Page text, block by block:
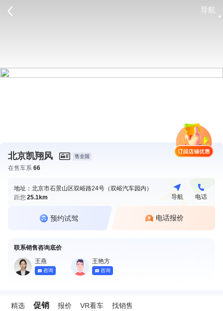
导航
北京凯翔风 售全国
在售车系 66
地址：北京市石景山区双峪路24号（双峪汽车园内）
距您25.1km 导航 电话
预约试驾 电话报价
联系销售咨询底价
王燕
咨询
王艳方
咨询
精选 促销 报价 VR看车 找销售